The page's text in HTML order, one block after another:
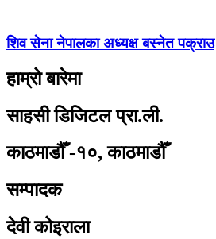
शिव सेना नेपालका अध्यक्ष बस्नेत पक्राउ
हाम्रो बारेमा
साहसी डिजिटल प्रा.ली.
काठमाडौँ -१०, काठमाडौँ
सम्पादक
देवी कोइराला